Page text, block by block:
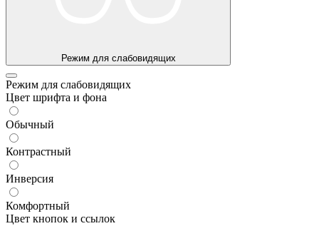
Режим для слабовидящих
Режим для слабовидящих
Цвет шрифта и фона
Обычный
Контрастный
Инверсия
Комфортный
Цвет кнопок и ссылок